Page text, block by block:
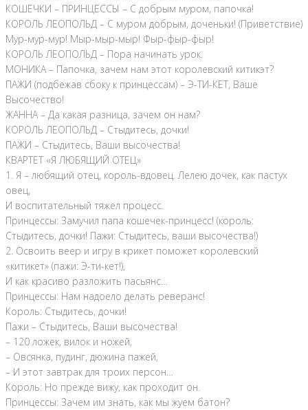
КОШЕЧКИ – ПРИНЦЕССЫ – С добрым муром, папочка!
КОРОЛЬ ЛЕОПОЛЬД – С муром добрым, доченьки! (Приветствие)
Мур-мур-мур! Мыр-мыр-мыр! Фыр-фыр-фыр!
КОРОЛЬ ЛЕОПОЛЬД – Пора начинать урок.
МОНИКА – Папочка, зачем нам этот королевский китикэт?
ПАЖИ (подбежав сбоку к принцессам) – Э-ТИ-КЕТ, Ваше
Высочество!
ЖАННА – Да какая разница, зачем он нам?
КОРОЛЬ ЛЕОПОЛЬД – Стыдитесь, дочки!
ПАЖИ – Стыдитесь, Ваши высочества!
КВАРТЕТ «Я ЛЮБЯЩИЙ ОТЕЦ»
1. Я – любящий отец, король-вдовец. Лелею дочек, как пастух
овец,
И воспитательный тяжел процесс.
Принцессы: Замучил папа кошечек-принцесс! (король:
Стыдитесь, дочки! Пажи: Стыдитесь, ваши высочества!)
2. Освоить веер и игру в крикет поможет королевский
«китикет» (пажи: Э-ти-кет!),
И как красиво разложить пасьянс…
Принцессы: Нам надоело делать реверанс!
Король: Стыдитесь, дочки!
Пажи – Стыдитесь, Ваши высочества!
– 120 ложек, вилок и ножей,
– Овсянка, пудинг, дюжина пажей,
– И этот завтрак для троих персон…
Король: Но прежде вижу, как проходит он.
Принцессы: Зачем им знать, как мы жуем батон?